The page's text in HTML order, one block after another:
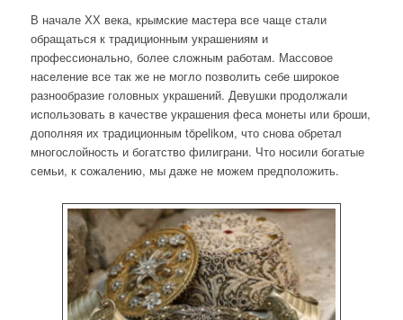
В начале ХХ века, крымские мастера все чаще стали
обращаться к традиционным украшениям и
профессионально, более сложным работам. Массовое
население все так же не могло позволить себе широкое
разнообразие головных украшений. Девушки продолжали
использовать в качестве украшения феса монеты или броши,
дополняя их традиционным töpelikом, что снова обретал
многослойность и богатство филиграни. Что носили богатые
семьи, к сожалению, мы даже не можем предположить.